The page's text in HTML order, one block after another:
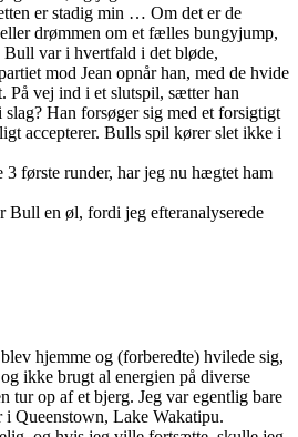
er stadig min … Om det er de
drømmen om et fælles bungyjump,
var i hvertfald i det bløde,
mod Jean opnår han, med de hvide
På vej ind i et slutspil, sætter han
Han forsøger sig med et forsigtigt
accepterer. Bulls spil kører slet ikke i
første runder, har jeg nu hægtet ham
Bull en øl, fordi jeg efteranalyserede
hjemme og (forberedte) hvilede sig,
ikke brugt al energien på diverse
tur op af et bjerg. Jeg var egentlig bare
i Queenstown, Lake Wakatipu.